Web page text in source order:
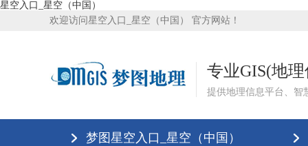
星空入口_星空（中国）
欢迎访问星空入口_星空（中国） 官方网站！
专业GIS(地
提供地理信息平台、智
梦图星空入口_星空（中国）